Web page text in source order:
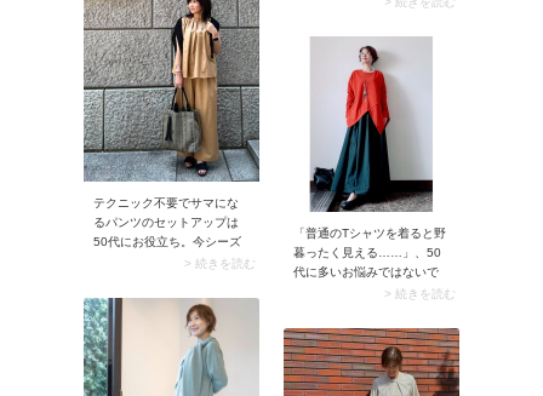
に。リーズナブルでお手入
れがラクな合皮素材のアイ
テム展開が多いから、気楽
に取り入れてみては。
ランドです。上質な生地感
や洗練されたシルエット
が、シンプルながら大人の
余裕を感じるおしゃれを叶
えてくれます。
テクニック不要でサマにな
るパンツのセットアップは
50代にお役立ち。今シーズ
ンのトレンドは、スナップ
ノースリーブブラウス」の
セット。上下にお揃い感が
ありノースリーブを着るハ
ードルが下がるので、ぜひ
活用してみて。
> 続きを読む
「普通のTシャツを着ると野
暮ったく見える……」、50
代に多いお悩みではないで
しょうか。そこでおすすめ
ャツです。左右非対称のデ
ザインにはスタイリッシュ
なムードがあり、お出かけ
モードに印象チェンジ。ロ
> 続きを読む